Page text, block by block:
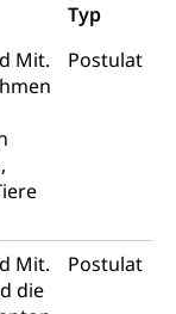
Typ
Mit.
Postulat
Mit.
die
Postulat
KESB
im